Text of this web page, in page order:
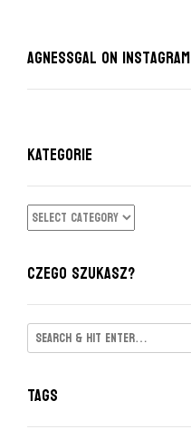
AgnessGal on Instagram
KATEGORIE
KATEGORIE
CZEGO SZUKASZ?
Tags